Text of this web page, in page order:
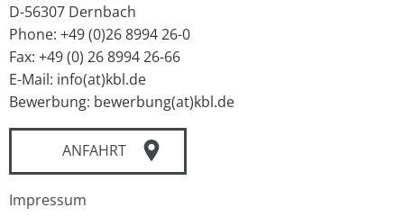
D-56307 Dernbach
Phone: +49 (0)26 8994 26-0
Fax: +49 (0) 26 8994 26-66
E-Mail: info(at)kbl.de
Bewerbung: bewerbung(at)kbl.de
ANFAHRT
Impressum